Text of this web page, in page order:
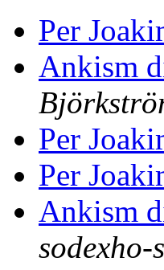
Per
Ankism
Per
Per
Ankism
sodexho-